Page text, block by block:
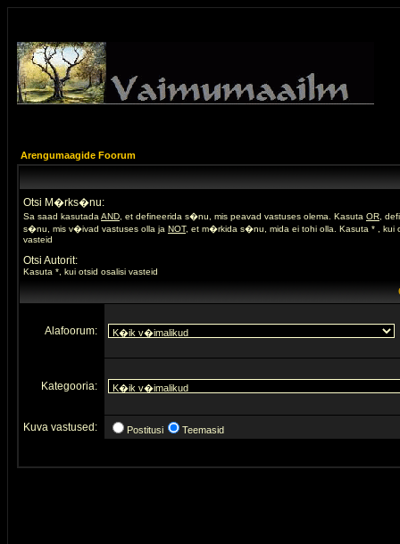
Arengumaagide Foorum
Otsi M�rks�nu:
Sa saad kasutada AND , et defineerida s�nu, mis peavad vastuses olema. Kasuta OR ,
s�nu, mis v�ivad vastuses olla ja NOT, et m�rkida s�nu, mida ei tohi olla. Kasuta * , kui
vasteid
Otsi Autorit:
Kasuta *, kui otsid osalisi vasteid
Alafoorum:
Kategooria:
Kuva vastused: Postitusi Teemasid